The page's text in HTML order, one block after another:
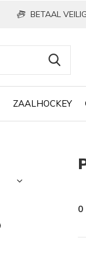
ZAALHOCKEY
BETAAL
0